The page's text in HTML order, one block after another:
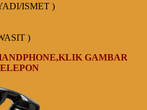
ISMET )
)
GAMBAR